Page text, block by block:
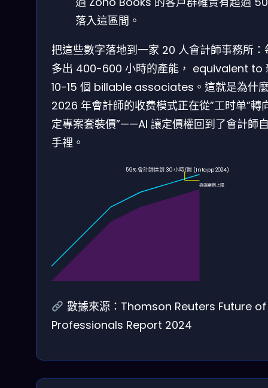
落入這區間。
把這些數字落地到一家 20 人會計師事務所：
多出 400-600 小時的產能， equivalent to
10-15 個 billable associates。這就是為什
2026 年會計師的收费模式正在從”工时单”轉
定專案套裝價”——AI 讓定價權回到了會計師
手裡。
59% 會計師達到 30 小時/週 (Intapp 2024)
極端案例上限
數據來源：Thomson Reuters Future of
Professionals Report 2024